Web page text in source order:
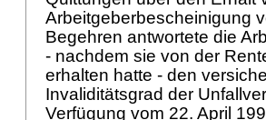
Arbeitgeberbescheinigung
Begehren antwortete die
- nachdem sie von der
erhalten hatte - den
Invaliditätsgrad der
Verfügung vom 22. April